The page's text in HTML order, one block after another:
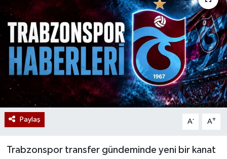
Paylaş A- A+
Trabzonspor transfer gündeminde yeni bir kanat